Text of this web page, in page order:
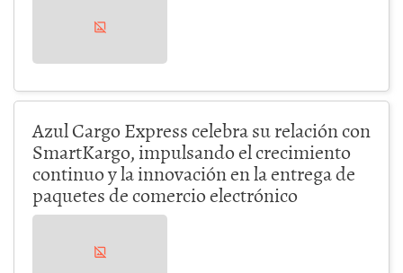
Azul Cargo Express celebra su relación con
SmartKargo, impulsando el crecimiento
continuo y la innovación en la entrega de
paquetes de comercio electrónico